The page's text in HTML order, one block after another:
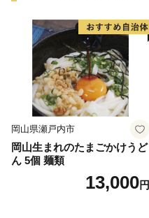
岡山県瀬戸内市
岡山生まれのたまごかけうど
ん 5個 麺類
13,000円